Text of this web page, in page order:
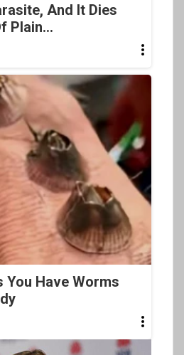
And It Dies
Plain...
You Have Worms